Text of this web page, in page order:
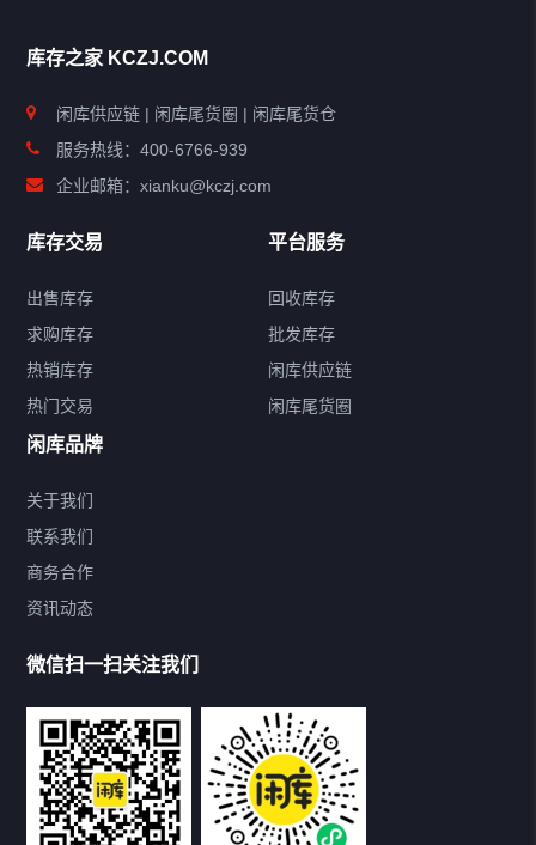
库存之家 KCZJ.COM
闲库供应链 | 闲库尾货圈 | 闲库尾货仓
服务热线：400-6766-939
企业邮箱：xianku@kczj.com
库存交易
出售库存
求购库存
热销库存
热门交易
平台服务
回收库存
批发库存
闲库供应链
闲库尾货圈
闲库品牌
关于我们
联系我们
商务合作
资讯动态
微信扫一扫关注我们